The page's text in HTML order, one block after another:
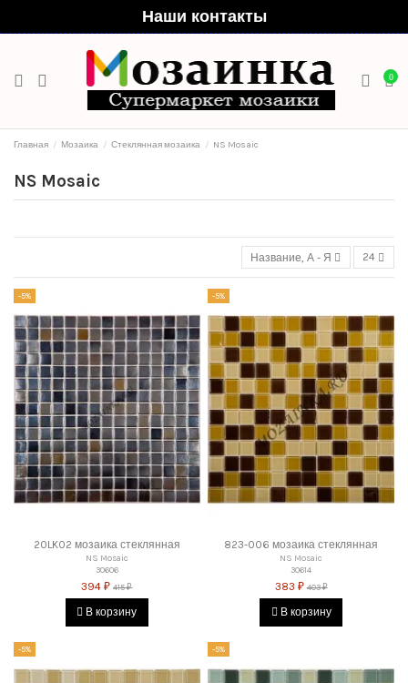
Наши контакты
0
Главная Мозаика Стеклянная мозаика NS Mosaic
NS Mosaic
Название, А - Я 24
-5%
20LK02 мозаика стеклянная
NS Mosaic
30606
394 ₽ 415 ₽
В корзину
-5%
823-006 мозаика стеклянная
NS Mosaic
30614
383 ₽ 403 ₽
В корзину
-5% -5%